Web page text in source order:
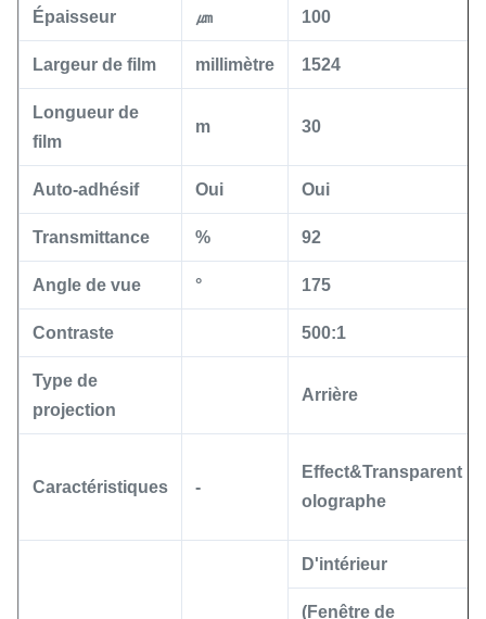
Épaisseur ㎛ 100
Largeur de film millimètre 1524
Longueur de
film
m 30
Auto-adhésif Oui Oui
Transmittance % 92
Angle de vue ° 175
Contraste 500:1
Type de
projection
Arrière
Caractéristiques -
Effect&Transparent
olographe
D'intérieur
(Fenêtre de